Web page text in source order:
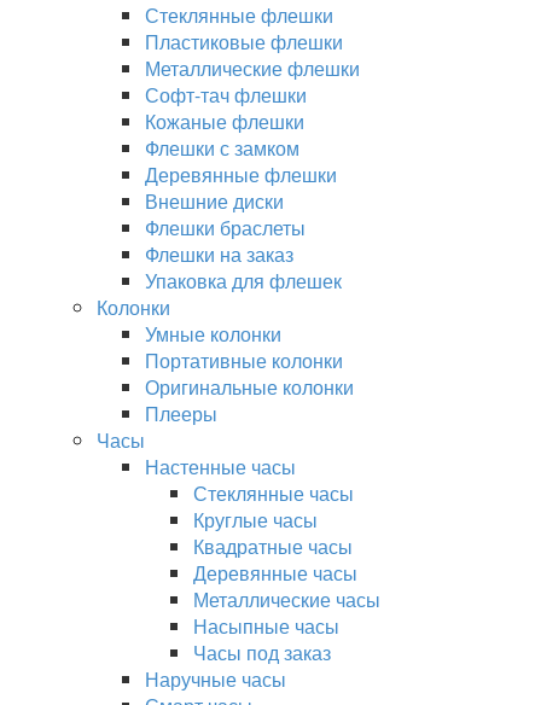
Стеклянные флешки
Пластиковые флешки
Металлические флешки
Софт-тач флешки
Кожаные флешки
Флешки с замком
Деревянные флешки
Внешние диски
Флешки браслеты
Флешки на заказ
Упаковка для флешек
Колонки
Умные колонки
Портативные колонки
Оригинальные колонки
Плееры
Часы
Настенные часы
Стеклянные часы
Круглые часы
Квадратные часы
Деревянные часы
Металлические часы
Насыпные часы
Часы под заказ
Наручные часы